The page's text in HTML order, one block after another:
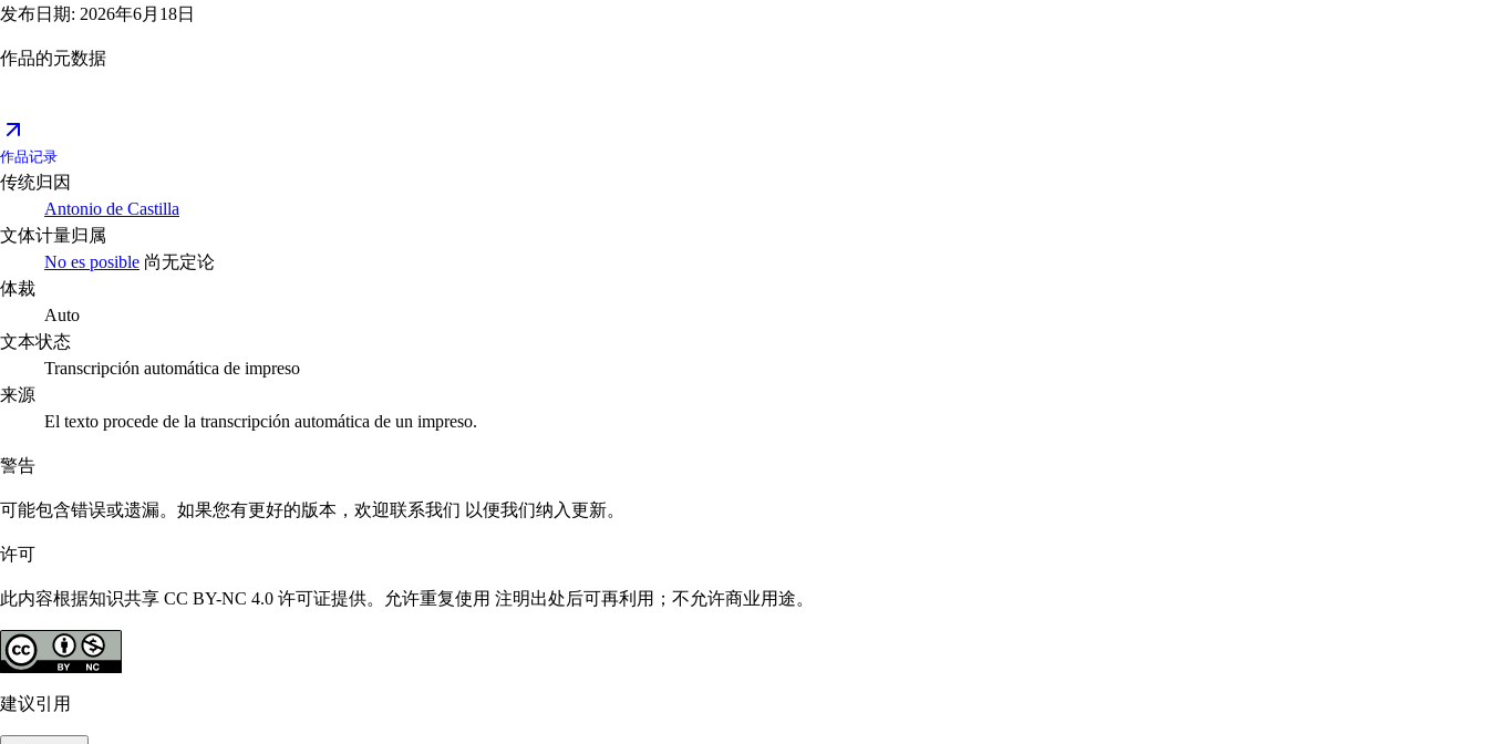
发布日期: 2026年6月18日
作品的元数据
作品记录
传统归因
Antonio de Castilla
文体计量归属
No es posible 尚无定论
体裁
Auto
文本状态
Transcripción automática de impreso
来源
El texto procede de la transcripción automática de un impreso.
警告
可能包含错误或遗漏。如果您有更好的版本，欢迎联系我们 以便我们纳入更新。
许可
此内容根据知识共享 CC BY-NC 4.0 许可证提供。允许重复使用 注明出处后可再利用；不允许商业用途。
建议引用